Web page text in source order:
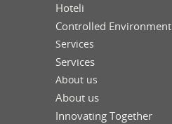
Hoteli
Controlled Environment
Services
Services
About us
About us
Innovating Together